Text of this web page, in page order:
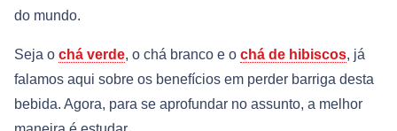
do mundo.
Seja o chá verde, o chá branco e o chá de hibiscos, já
falamos aqui sobre os benefícios em perder barriga desta
bebida. Agora, para se aprofundar no assunto, a melhor